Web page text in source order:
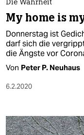
Die Wahrheit
My home is
Donnerstag ist
darf sich die
die Ängste vor
Von Peter P. Neuhaus
6.2.2020